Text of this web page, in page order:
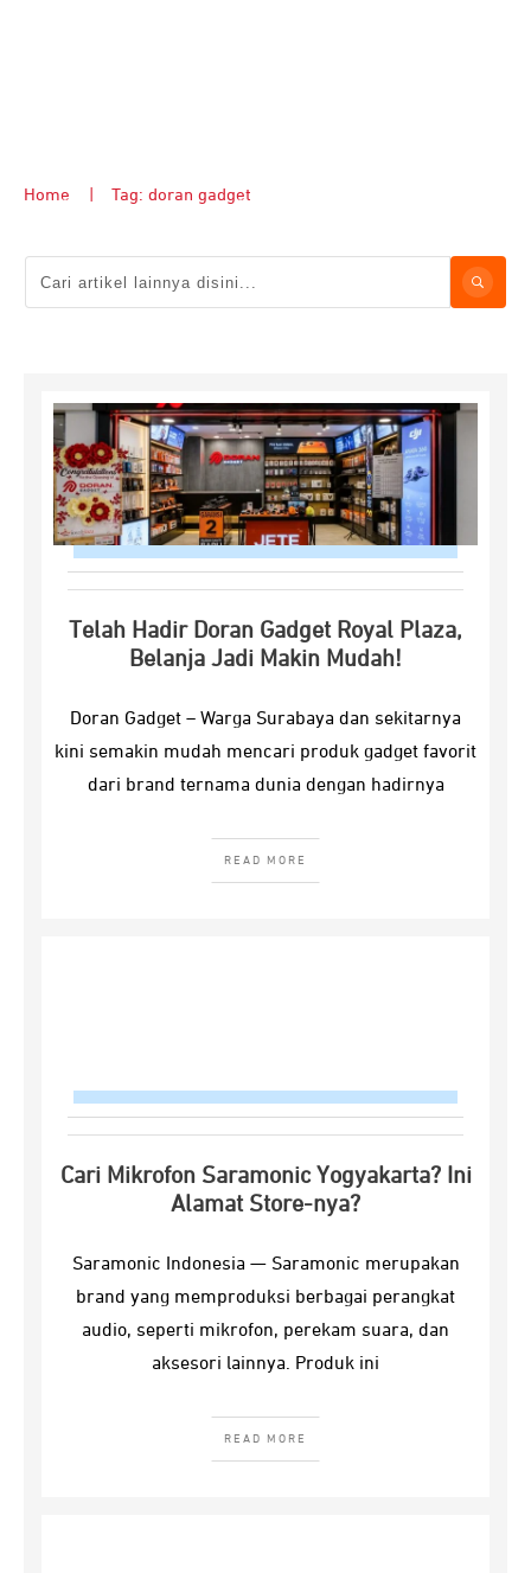
Home Tag: doran gadget
Telah Hadir Doran Gadget Royal Plaza,
Belanja Jadi Makin Mudah!
Doran Gadget – Warga Surabaya dan sekitarnya
kini semakin mudah mencari produk gadget favorit
dari brand ternama dunia dengan hadirnya
READ MORE
Cari Mikrofon Saramonic Yogyakarta? Ini
Alamat Store-nya?
Saramonic Indonesia — Saramonic merupakan
brand yang memproduksi berbagai perangkat
audio, seperti mikrofon, perekam suara, dan
aksesori lainnya. Produk ini
READ MORE